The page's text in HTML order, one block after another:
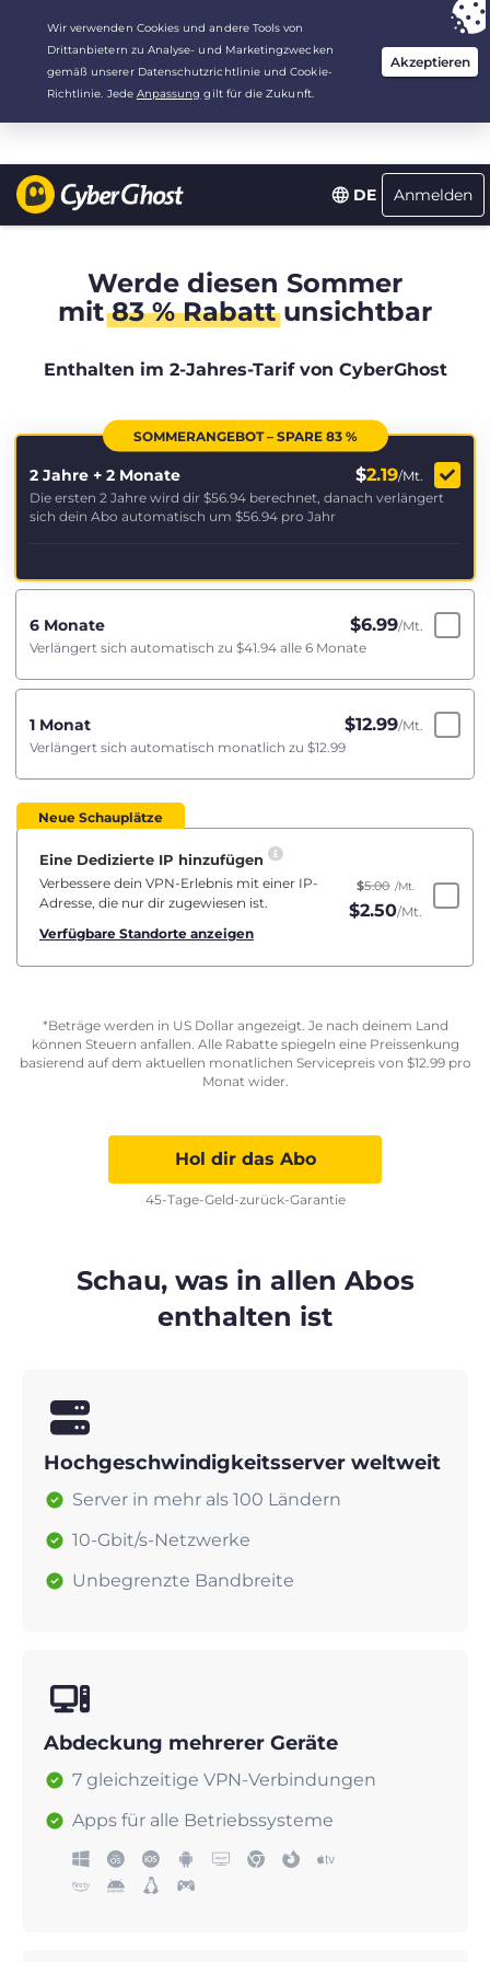
DE Anmelden
Deine Wahl:Der beste Deal für 2.1666666666667 Jahre zu $
/Monat
Werde diesen Sommer
mit83 % Rabattunsichtbar
Enthalten im 2-Jahres-Tarif von CyberGhost
SOMMERANGEBOT – SPARE 83 %
2 Jahre + 2 Monate $2.19/Mt.
Die ersten 2 Jahre wird dir $56.94 berechnet, danach verlängert
sich dein Abo automatisch um $56.94 pro Jahr
6 Monate $6.99/Mt.
Verlängert sich automatisch zu $41.94 alle 6 Monate
1 Monat $12.99/Mt.
Verlängert sich automatisch monatlich zu $12.99
Neue Schauplätze
Eine Dedizierte IP hinzufügen
Verbessere dein VPN-Erlebnis mit einer IP-
Adresse, die nur dir zugewiesen ist.
Verfügbare Standorte anzeigen
$5.00 /Mt.
$2.50/Mt.
*Beträge werden in US Dollar angezeigt. Je nach deinem Land
können Steuern anfallen. Alle Rabatte spiegeln eine Preissenkung
basierend auf dem aktuellen monatlichen Servicepreis von $12.99pro
Monat wider.
Hol dir das Abo
45-Tage-Geld-zurück-Garantie
Schau, was in allen Abos
enthalten ist
Hochgeschwindigkeitsserver weltweit
Server in mehr als 100 Ländern
10-Gbit/s-Netzwerke
Unbegrenzte Bandbreite
Abdeckung mehrerer Geräte
7 gleichzeitige VPN-Verbindungen
Apps für alle Betriebssysteme